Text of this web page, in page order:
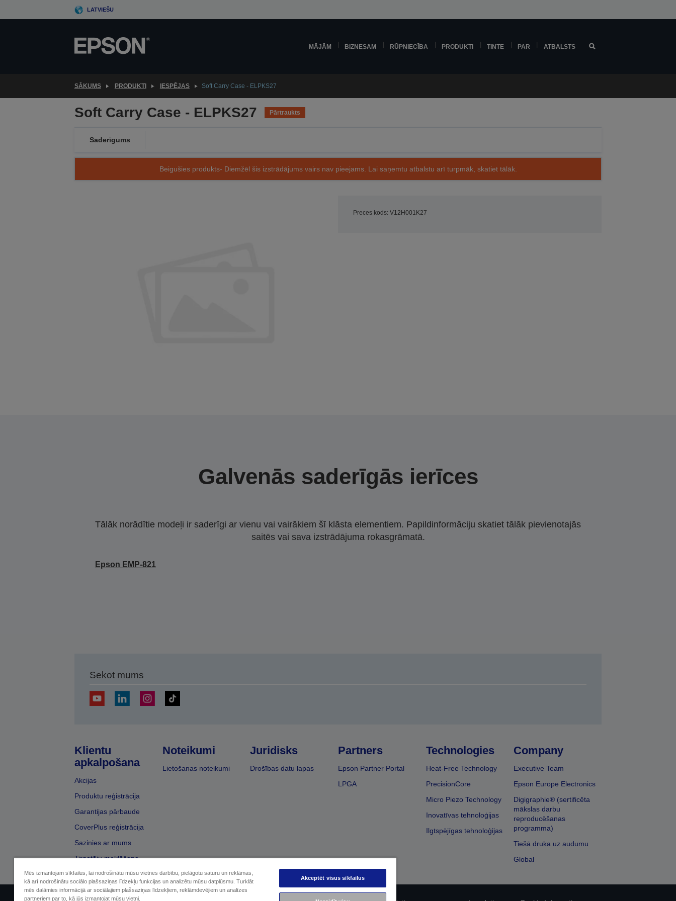
to
LATVIEŠU
MĀJĀM BIZNESAM RŪPNIECĪBA PRODUKTI TINTE PAR ATBALSTS
SĀKUMS PRODUKTI IESPĒJAS Soft Carry Case - ELPKS27
Soft Carry Case - ELPKS27 Pārtraukts
Saderīgums
Beigušies produkts- Diemžēl šis izstrādājums vairs nav pieejams. Lai saņemtu atbalstu arī turpmāk, skatiet tālāk.
Preces kods: V12H001K27
Galvenās saderīgās ierīces
Tālāk norādītie modeļi ir saderīgi ar vienu vai vairākiem šī klāsta elementiem. Papildinformāciju skatiet tālāk pievienotajās
saitēs vai sava izstrādājuma rokasgrāmatā.
Epson EMP-821
Sekot mums
Klientu
apkalpošana
Akcijas
Produktu reģistrācija
Garantijas pārbaude
CoverPlus reģistrācija
Sazinies ar mums
Tirgotāju meklēšana
Noteikumi
Lietošanas noteikumi
Juridisks
Drošības datu lapas
Partners
Epson Partner Portal
LPGA
Technologies
Heat-Free Technology
PrecisionCore
Micro Piezo Technology
Inovatīvas tehnoloģijas
Ilgtspējīgas tehnoloģijas
Company
Executive Team
Epson Europe Electronics
Digigraphie® (sertificēta
mākslas darbu
reproducēšanas
programma)
Tiešā druka uz audumu
Global
Mēs izmantojam sīkfailus, lai nodrošinātu mūsu vietnes darbību, pielāgotu saturu un reklāmas,
kā arī nodrošinātu sociālo plašsaziņas līdzekļu funkcijas un analizētu mūsu datplūsmu. Turklāt
mēs dalāmies informācijā ar sociālajiem plašsaziņas līdzekļiem, reklāmdevējiem un analīzes
partneriem par to, kā jūs izmantojat mūsu vietni.
Akceptēt visus sīkfailus